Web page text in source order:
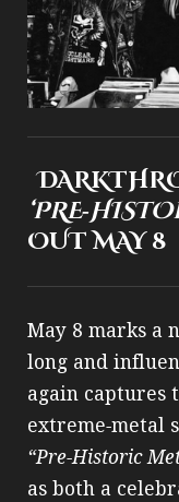
OUT MAY 8
May 8 marks a
long and
again captures
extreme‑metal
“Pre‑Historic
as both a